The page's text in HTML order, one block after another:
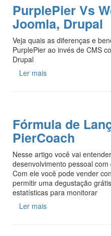
PurplePier Vs
Joomla, Drupal
Veja quais as diferenças e
PurplePier ao invés de CMS
Drupal
Ler mais
Fórmula de
PierCoach
Nesse artigo você vai
desenvolvimento pessoal
Com ele você pode vender
permitir uma degustação
estatísticas para monitorar
Ler mais